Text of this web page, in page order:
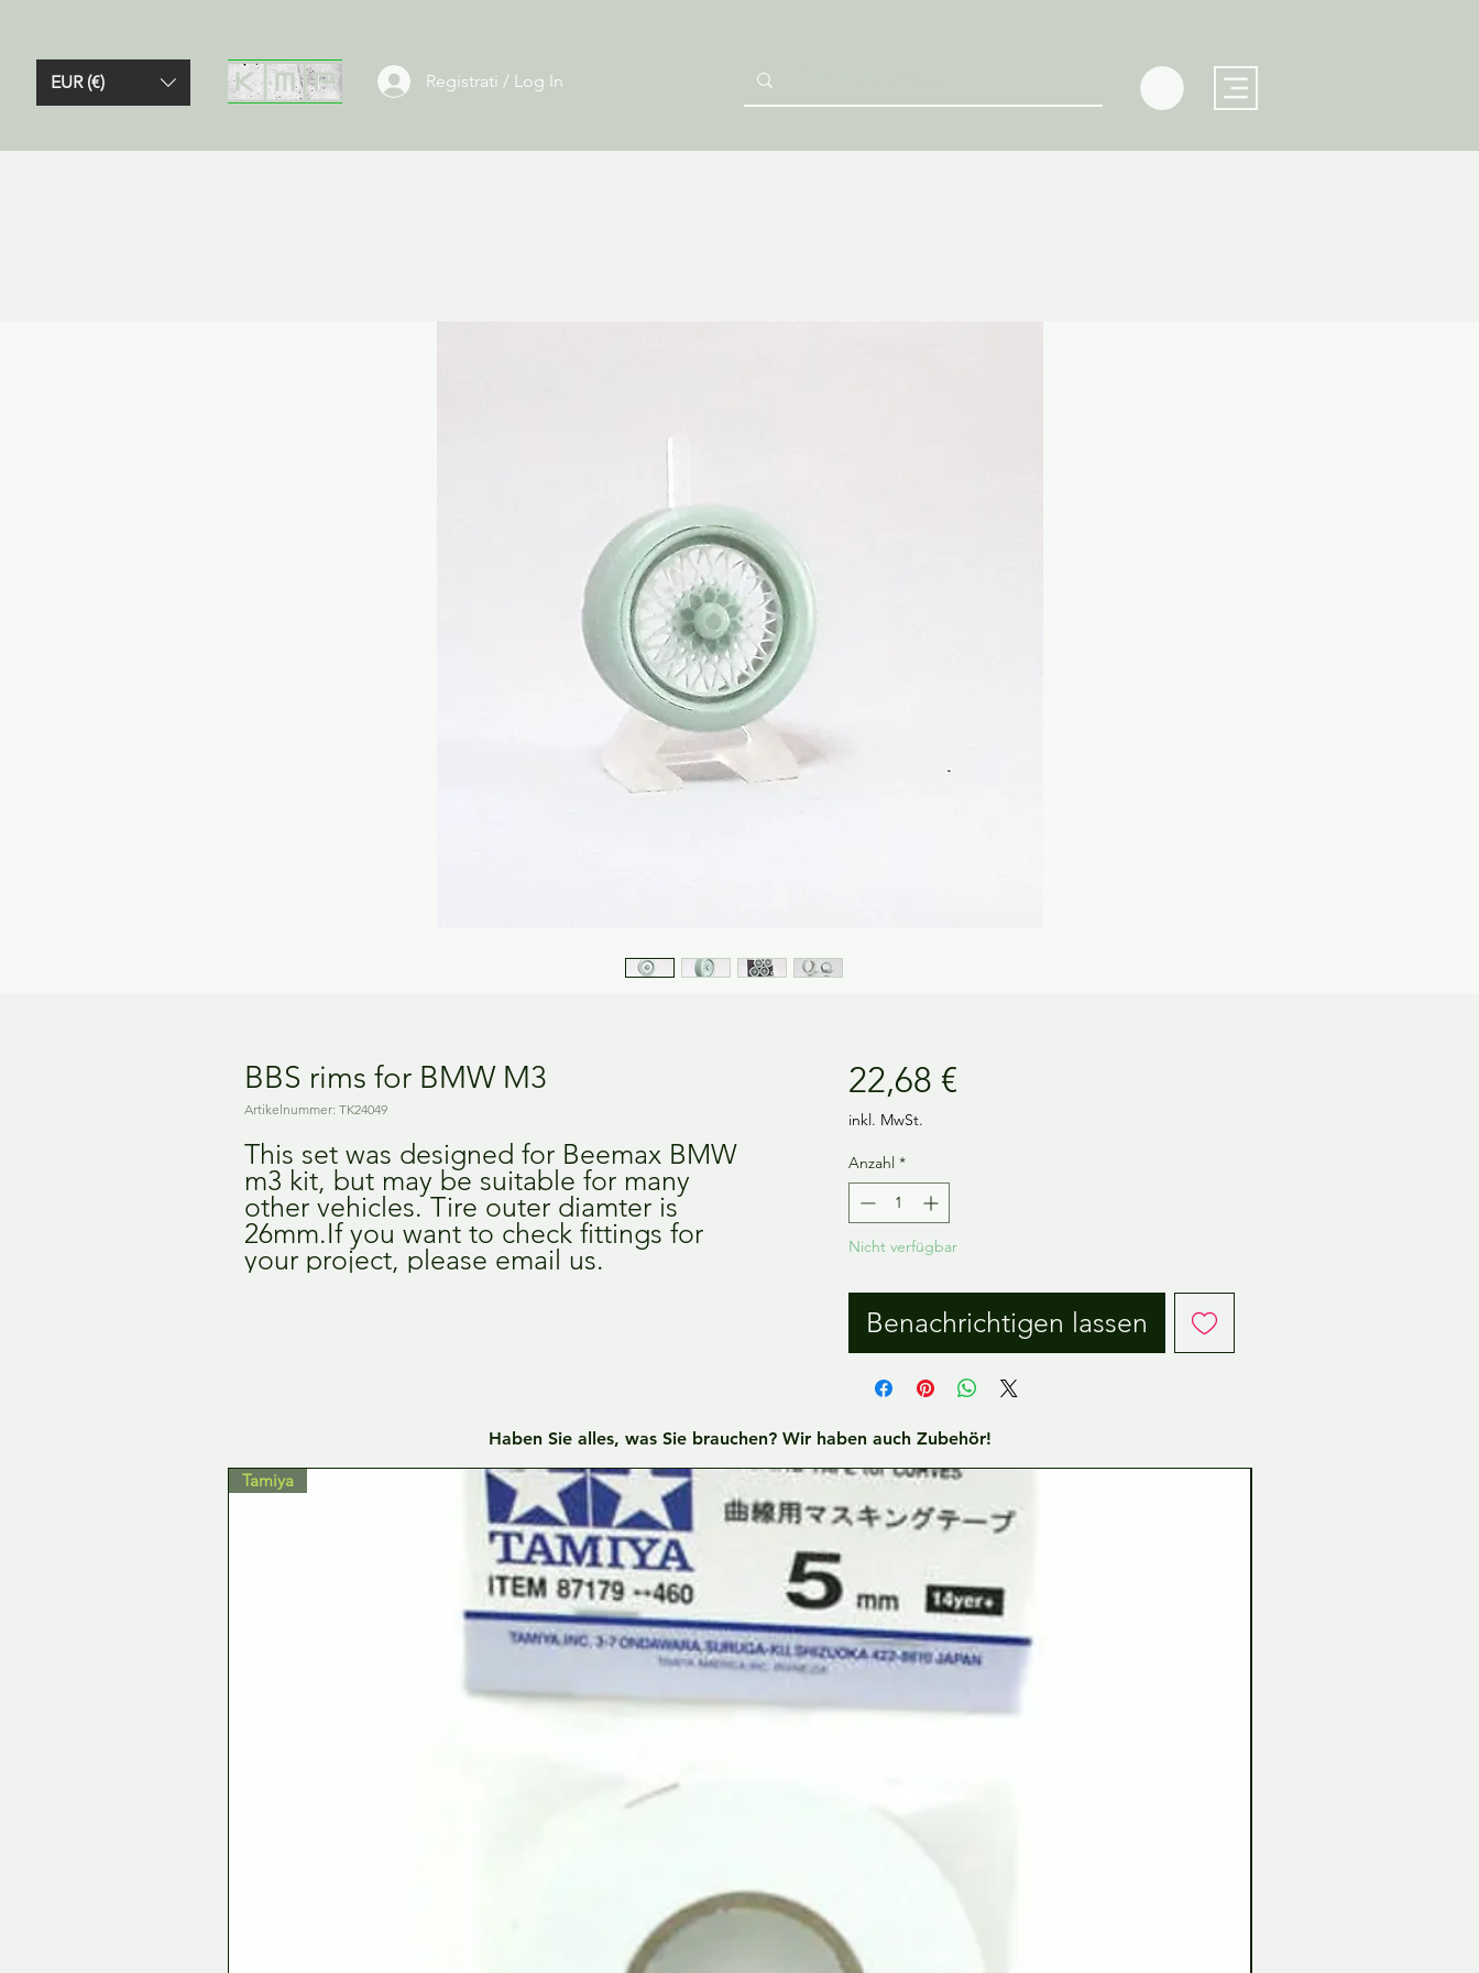
EUR (€) Registrati / Log In
BBS rims for BMW M3
Artikelnummer: TK24049
This set was designed for Beemax BMW
m3 kit, but may be suitable for many
other vehicles. Tire outer diamter is
26mm.If you want to check fittings for
your project, please email us.
22,68 €Preis
inkl. MwSt.
Anzahl *
Nicht verfügbar
Benachrichtigen lassen
Haben Sie alles, was Sie brauchen? Wir haben auch Zubehör!
Tamiya